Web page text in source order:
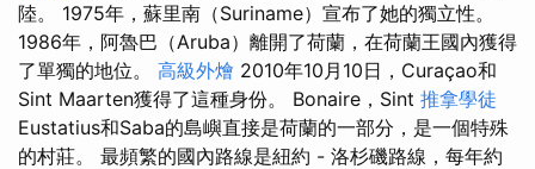
陸。 1975年，蘇里南（Suriname）宣布了她的獨立性。
1986年，阿魯巴（Aruba）離開了荷蘭，在荷蘭王國內獲得
了單獨的地位。 高級外燴 2010年10月10日，Curaçao和
Sint Maarten獲得了這種身份。 Bonaire，Sint 推拿學徒
Eustatius和Saba的島嶼直接是荷蘭的一部分，是一個特殊
的村莊。 最頻繁的國內路線是紐約 - 洛杉磯路線，每年約